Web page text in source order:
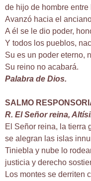
de hijo de hombre
Avanzó hacia el
A él se le dio poder,
Y todos los pueblos,
Su es un poder eterno,
Su reino no acabará.
Palabra de Dios.
SALMO
R. El Señor reina,
El Señor reina, la tierra
se alegran las islas
Tiniebla y nube lo
justicia y derecho
Los montes se derriten